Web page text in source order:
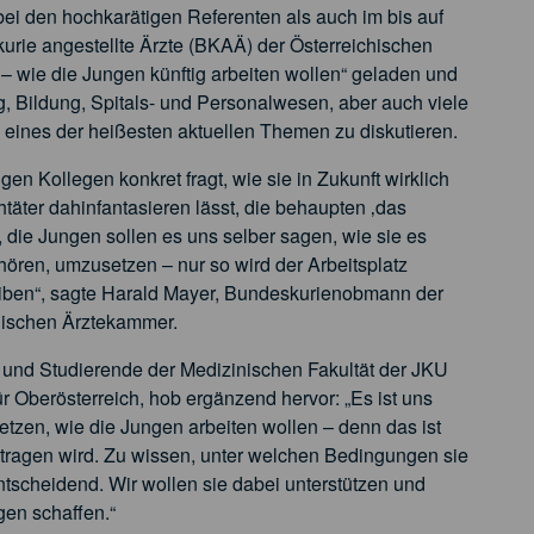
den hochkarätigen Referenten als auch im bis auf
angestellte Ärzte (BKAÄ) der Österreichischen
wie die Jungen künftig arbeiten wollen“ geladen und
Bildung, Spitals- und Personalwesen, aber auch viele
der heißesten aktuellen Themen zu diskutieren.
Kollegen konkret fragt, wie sie in Zukunft wirklich
dahinfantasieren lässt, die behaupten ‚das
Jungen sollen es uns selber sagen, wie sie es
umzusetzen – nur so wird der Arbeitsplatz
sagte Harald Mayer, Bundeskurienobmann der
Ärztekammer.
Studierende der Medizinischen Fakultät der JKU
hob ergänzend hervor: „Es ist uns
wie die Jungen arbeiten wollen – denn das ist
wird. Zu wissen, unter welchen Bedingungen sie
Wir wollen sie dabei unterstützen und
schaffen.“